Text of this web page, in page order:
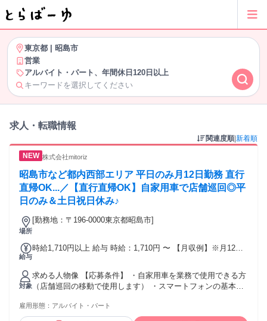
東京都
昭島市
営業
アルバイト・パート、年間休日120日以上
キーワードを選択してください
求人・転職情報
関連度順 新着順
株式会社mitoriz
昭島市など都内西部エリア 平日のみ月12日勤務 直行
直帰OK...／【直行直帰OK】自家用車で店舗巡回◎平
日のみ＆土日祝日休み♪
場所
[勤務地：〒196-0000東京都昭島市]
給与
時給1,710円以上 給与 時給：1,710円 〜 【月収例】※月12日
勤務) ■交通費全額支給 ※ガソリン代当社規定により支給 ※そ
の他：駐車場代・高速代全額実費支給 ■車両手当有り(規定あ
り) 試用期間 試用期間：あり 期間：2ヶ月 条件：本採用時と
同様 同待遇
対象
求める人物像 【応募条件】 ・自家用車を業務で使用できる方
（店舗巡回の移動で使用します） ・スマートフォンの基本操
不要です。 研修や同行サポートがあるため、 安心してスター
トできます。 【こんな方におすすめ！】 ・美容商品や日用品
雇用形態： アルバイト・パート